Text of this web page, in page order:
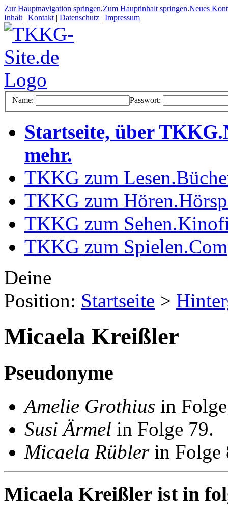
Zur Hauptnavigation springen.Zum Hauptinhalt springen.Neues
Inhalt | Kontakt | Datenschutz | Impressum
Name: Passwort:
Startseite, über TKKG.
mehr.
TKKG zum Lesen.
TKKG zum Hören.
TKKG zum Sehen.
TKKG zum Spielen.
Deine
Position: Startseite >
Micaela Kreißler
Pseudonyme
Amelie Grothius in
Susi Ärmel in Folge 79.
Micaela Rüblerin Folge
Micaela Kreißler ist in